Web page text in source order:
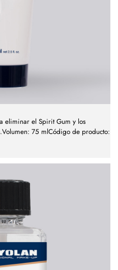
eliminar el Spirit Gum y los
75 mlCódigo de producto: